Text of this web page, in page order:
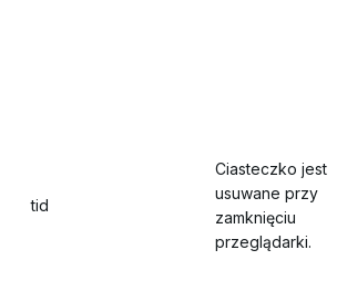
tid
Ciasteczko jest
usuwane przy
zamknięciu
przeglądarki.